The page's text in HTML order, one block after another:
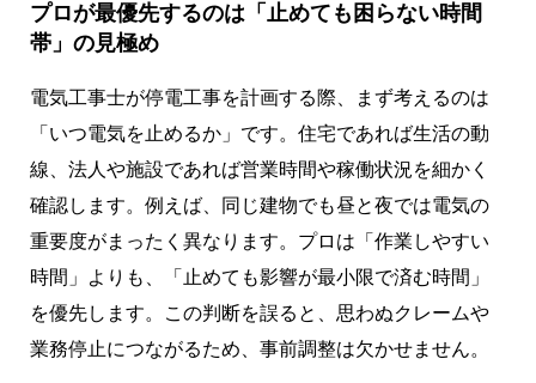
プロが最優先するのは「止めても困らない時間
帯」の見極め
電気工事士が停電工事を計画する際、まず考えるのは
「いつ電気を止めるか」です。住宅であれば生活の動
線、法人や施設であれば営業時間や稼働状況を細かく
確認します。例えば、同じ建物でも昼と夜では電気の
重要度がまったく異なります。プロは「作業しやすい
時間」よりも、「止めても影響が最小限で済む時間」
を優先します。この判断を誤ると、思わぬクレームや
業務停止につながるため、事前調整は欠かせません。